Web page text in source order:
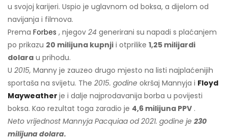
u svojoj karijeri. Uspio je uglavnom od boksa, a dijelom od
navijanja i filmova.
Prema Forbes , njegov 24 generirani su napadi s plaćanjem
po prikazu 20 milijuna kupnji i otprilike 1,25 milijardi
dolara u prihodu.
U 2015, Manny je zauzeo drugo mjesto na listi najplaćenijih
sportaša na svijetu. The 2015. godine okršaj Mannyja i Floyd
Mayweather je i dalje najprodavanija borba u povijesti
boksa. Kao rezultat toga zaradio je 4,6 milijuna PPV .
Neto vrijednost Mannyja Pacquiaa od 2021. godine je 230
milijuna dolara.